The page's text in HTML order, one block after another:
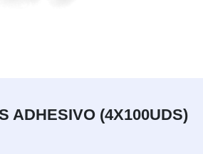
ADHESIVO (4X100UDS)